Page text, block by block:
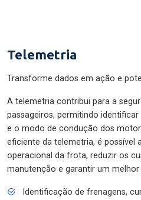
Telemetria
Transforme dados em ação e
A telemetria contribui para a
passageiros, permitindo
e o modo de condução dos
eficiente da telemetria, é possível
operacional da frota, reduzir os
manutenção e garantir um
Identificação de frenagens,